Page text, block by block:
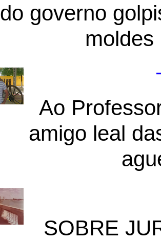
do governo
Ao
amigo leal
SOBRE